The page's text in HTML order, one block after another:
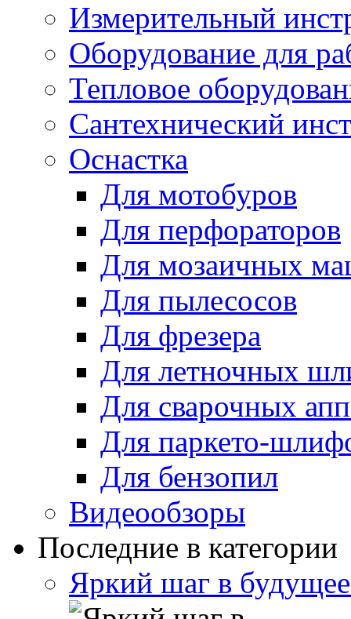
Измерительный
Оборудование для
Тепловое
Сантехнический
Оснастка
Для мотобуров
Для перфораторов
Для мозаичных
Для пылесосов
Для фрезера
Для летночных
Для сварочных
Для паркето-
Для бензопил
Видеообзоры
Последние в категории
Яркий шаг в